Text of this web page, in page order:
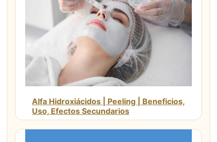
Alfa Hidroxiácidos | Peeling | Beneficios,
Uso, Efectos Secundarios